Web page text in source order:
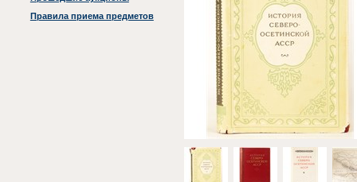
Правила приема предметов